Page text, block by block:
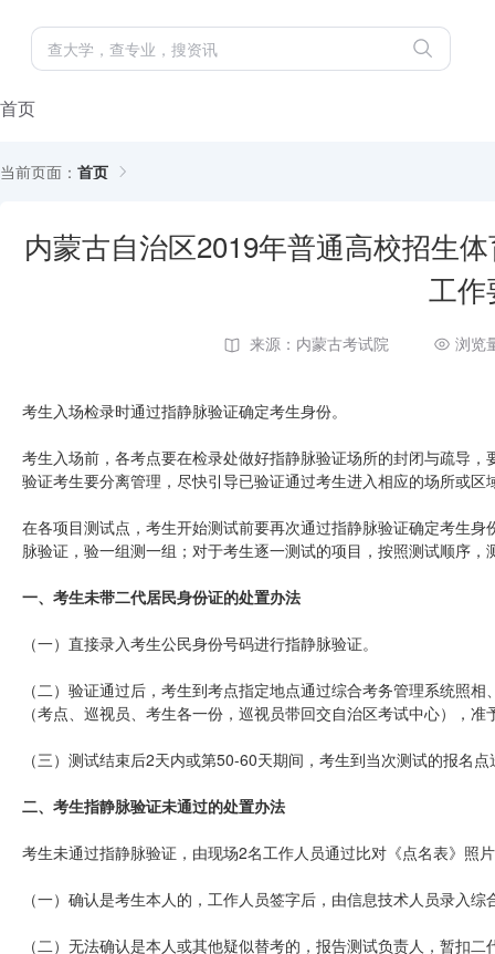
首页
当前页面： 首页
内蒙古自治区2019年普通高校招生
工作
来源：内蒙古考试院 浏览
考生入场检录时通过指静脉验证确定考生身份。
考生入场前，各考点要在检录处做好指静脉验证场所的封闭与疏导
验证考生要分离管理，尽快引导已验证通过考生进入相应的场所或区
在各项目测试点，考生开始测试前要再次通过指静脉验证确定考生
脉验证，验一组测一组；对于考生逐一测试的项目，按照测试顺序
一、考生未带二代居民身份证的处置办法
（一）直接录入考生公民身份号码进行指静脉验证。
（二）验证通过后，考生到考点指定地点通过综合考务管理系统照
（考点、巡视员、考生各一份，巡视员带回交自治区考试中心），准
（三）测试结束后2天内或第50-60天期间，考生到当次测试的报名
二、考生指静脉验证未通过的处置办法
考生未通过指静脉验证，由现场2名工作人员通过比对《点名表》照
（一）确认是考生本人的，工作人员签字后，由信息技术人员录入
（二）无法确认是本人或其他疑似替考的，报告测试负责人，暂扣